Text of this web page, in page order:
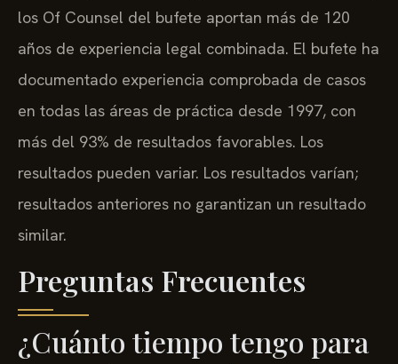
los Of Counsel del bufete aportan más de 120
años de experiencia legal combinada. El bufete ha
documentado experiencia comprobada de casos
en todas las áreas de práctica desde 1997, con
más del 93% de resultados favorables. Los
resultados pueden variar. Los resultados varían;
resultados anteriores no garantizan un resultado
similar.
Preguntas Frecuentes
¿Cuánto tiempo tengo para